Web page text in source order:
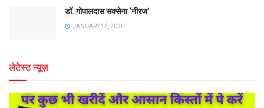
डॉ. गोपालदास सक्सेना ‘नीरज’
JANUARY 13, 2020
लेटेस्ट न्यूज़